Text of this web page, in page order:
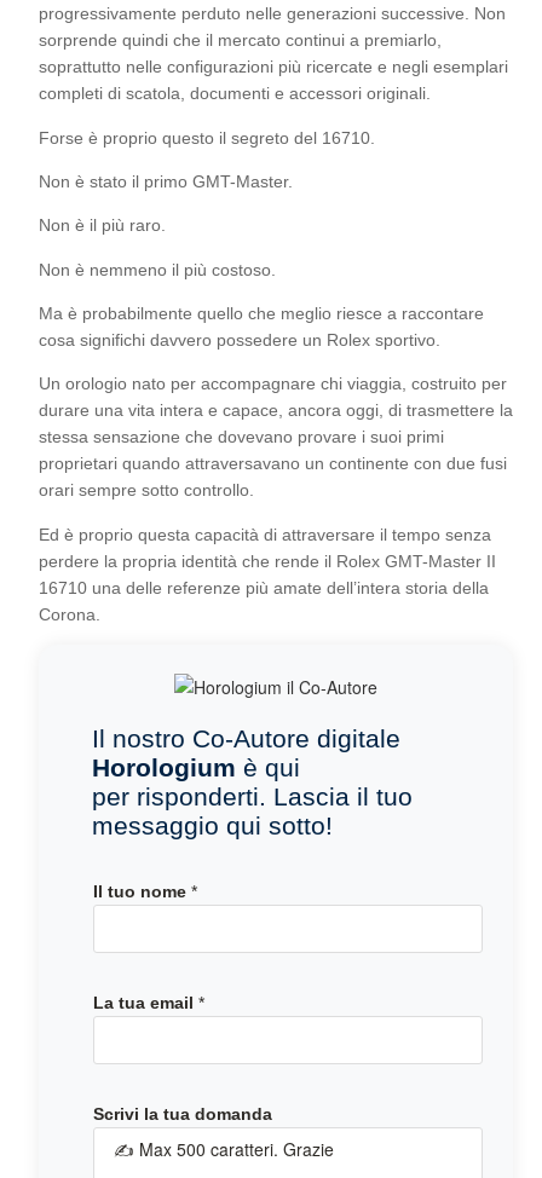
progressivamente perduto nelle generazioni successive. Non
sorprende quindi che il mercato continui a premiarlo,
soprattutto nelle configurazioni più ricercate e negli esemplari
completi di scatola, documenti e accessori originali.
Forse è proprio questo il segreto del 16710.
Non è stato il primo GMT-Master.
Non è il più raro.
Non è nemmeno il più costoso.
Ma è probabilmente quello che meglio riesce a raccontare
cosa significhi davvero possedere un Rolex sportivo.
Un orologio nato per accompagnare chi viaggia, costruito per
durare una vita intera e capace, ancora oggi, di trasmettere la
stessa sensazione che dovevano provare i suoi primi
proprietari quando attraversavano un continente con due fusi
orari sempre sotto controllo.
Ed è proprio questa capacità di attraversare il tempo senza
perdere la propria identità che rende il Rolex GMT-Master II
16710 una delle referenze più amate dell’intera storia della
Corona.
Il nostro Co-Autore digitale
Horologium è qui
per risponderti. Lascia il tuo
messaggio qui sotto!
u
e
a
l
c
Il tuo nome *
La tua email *
Scrivi la tua domanda